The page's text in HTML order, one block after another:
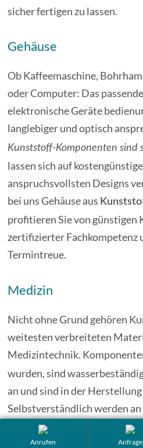
sicher fertigen zu lassen.
Gehäuse
Ob Kaffeemaschine,
oder Computer: Das
elektronische Geräte
langlebiger und optisch
Kunststoff-Komponenten sind
lassen sich auf
anspruchsvollsten Designs
bei uns Gehäuse aus
profitieren Sie von günstigen
zertifizierter Fachkompetenz
Termintreue.
Medizin
Nicht ohne Grund gehören
weitesten verbreiteten
Medizintechnik.
wurden, sind
an und sind in der
Selbstverständlich werden
Anforderungen gestellt. Bei
Kunststoff-Fräsen
an
Anrufen Anfrage